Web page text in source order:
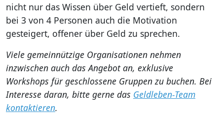
nicht nur das Wissen über Geld vertieft, sondern
bei 3 von 4 Personen auch die Motivation
gesteigert, offener über Geld zu sprechen.
Viele gemeinnützige Organisationen nehmen
inzwischen auch das Angebot an, exklusive
Workshops für geschlossene Gruppen zu buchen. Bei
Interesse daran, bitte gerne das Geldleben-Team
kontaktieren.